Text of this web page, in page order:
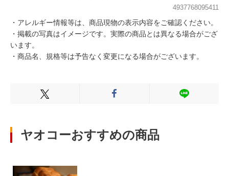
4937768095411
・アレルギー情報等は、商品現物の表示内容をご確認ください。
・掲載の写真はイメージです。実際の商品とは異なる場合がござ
います。
・商品名、規格等は予告なく変更になる場合がございます。
Xでシェアする FacebookでシェアするLINEでシェ
ヤオコーおすすめの商品